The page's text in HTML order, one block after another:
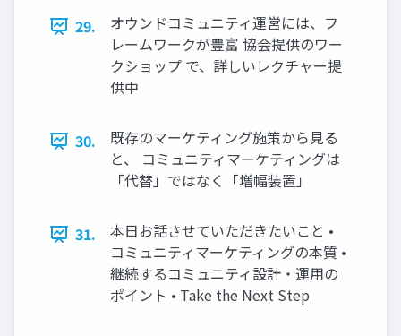
29.
オウンドコミュニティ運営には、フ
レームワークが豊富 協会提供のワー
クショップ で、詳しいレクチャー提
供中
30.
既存のマーケティング施策から見る
と、 コミュニティマーケティングは
「代替」ではなく「増幅装置」
31.
本日お話させていただきたいこと •
コミュニティマーケティングの本質 •
継続するコミュニティ設計・運用の
ポイント • Take the Next Step